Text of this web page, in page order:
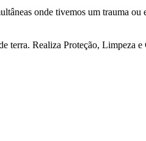
onde tivemos um trauma
terra. Realiza Proteção, Limpeza